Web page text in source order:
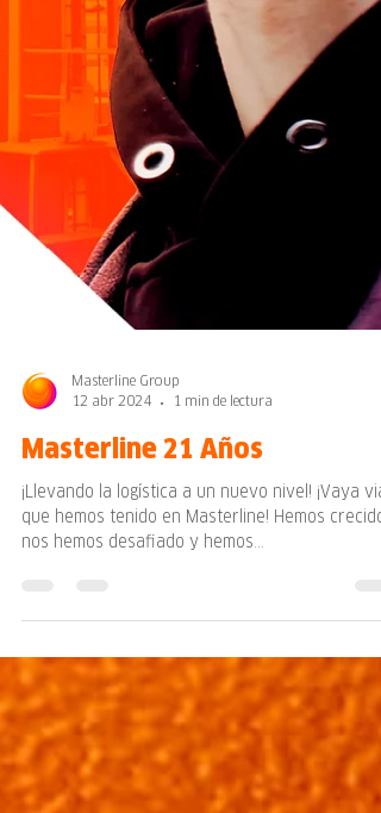
12 abr 2024
1 min de lectura
Masterline 21 Años
¡Llevando la logística a un nuevo nivel! ¡Vaya